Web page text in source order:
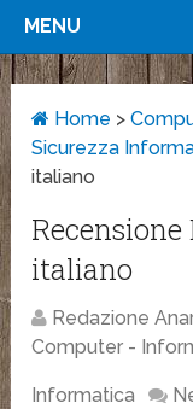
MENU
Home >
Sicurezza
italiano
italiano
Redazione
Computer -
Informatica